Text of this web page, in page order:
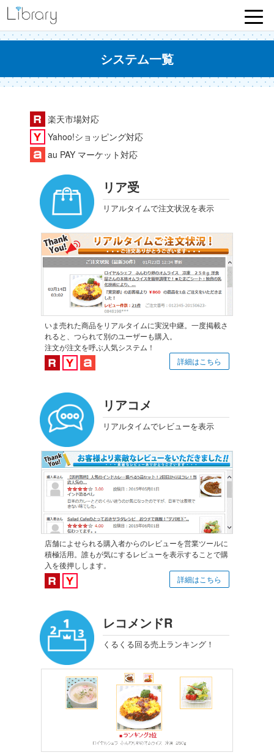
システム一覧
楽天市場アイコン
楽天市場対応
Yahoo!ショッピングアイコン
Yahoo!ショッピング対応
au PAY マーケットアイコン
au PAY マーケット対応
リア受
リアルタイムで注文状況を表示
いま売れた商品をリアルタイムに実況中継。一度掲載さ
れると、つられて別のユーザーも購入。
注文が注文を呼ぶ人気システム！
楽天市場対応Yahoo!ショッピング対応 詳細はこちら
リアコメ
リアルタイムでレビューを表示
店舗によせられる購入者からのレビューを営業ツールに
積極活用。誰もが気にするレビューを表示することで購
入を後押しします。
楽天市場対応
詳細はこちら
レコメンドR
くるくる回る売上ランキング！